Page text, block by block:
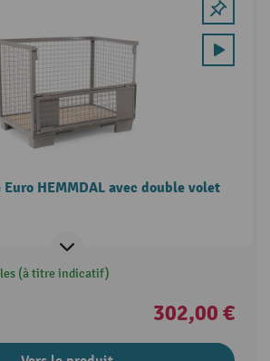
HEMMDAL avec double volet
(à titre indicatif)
302,00 €